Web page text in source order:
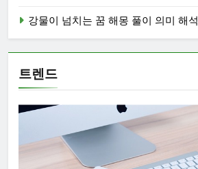
강물이 넘치는 꿈 해몽 풀이 의미 해석
트렌드